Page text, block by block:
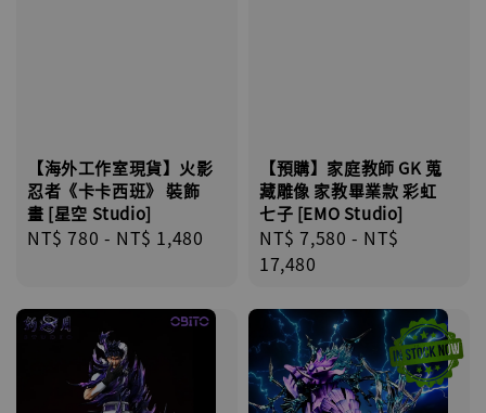
【海外工作室現貨】火影
忍者《卡卡西班》 裝飾
畫 [星空 Studio]
Regular
NT$ 780 - NT$ 1,480
【預購】家庭教師 GK 蒐
藏雕像 家教畢業款 彩虹
七子 [EMO St​​udio]
Regular
price
NT$ 7,580 - NT$
17,480